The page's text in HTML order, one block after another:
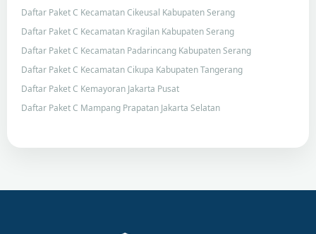
Daftar Paket C Kecamatan Cikeusal Kabupaten Serang
Daftar Paket C Kecamatan Kragilan Kabupaten Serang
Daftar Paket C Kecamatan Padarincang Kabupaten Serang
Daftar Paket C Kecamatan Cikupa Kabupaten Tangerang
Daftar Paket C Kemayoran Jakarta Pusat
Daftar Paket C Mampang Prapatan Jakarta Selatan